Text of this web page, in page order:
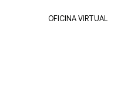
OFICINA VIRTUAL